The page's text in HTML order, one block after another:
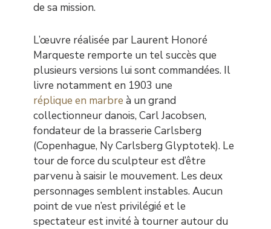
de sa mission.
L’œuvre réalisée par Laurent Honoré
Marqueste remporte un tel succès que
plusieurs versions lui sont commandées. Il
livre notamment en 1903 une
réplique en marbre à un grand
collectionneur danois, Carl Jacobsen,
fondateur de la brasserie Carlsberg
(Copenhague, Ny Carlsberg Glyptotek). Le
tour de force du sculpteur est d’être
parvenu à saisir le mouvement. Les deux
personnages semblent instables. Aucun
point de vue n’est privilégié et le
spectateur est invité à tourner autour du